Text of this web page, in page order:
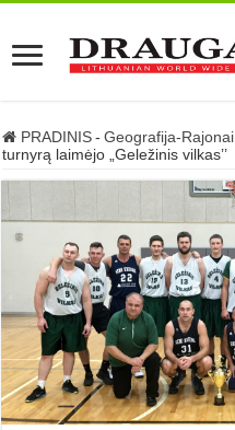
PRADINIS - Geografija-Rajonai
turnyrą laimėjo „Geležinis vilkas’’